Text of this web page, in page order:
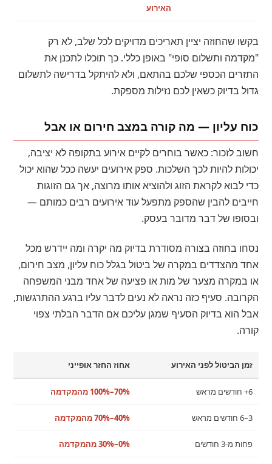
האירוע
בקשו שהחוזה יציין תאריכים מדויקים לכל שלב, לא רק
"מקדמה ותשלום סופי" באופן כללי. כך תוכלו לתכנן את
התזרים הכספי שלכם בהתאם, ולא להיתקל בדרישה לתשלום
גדול בדיוק כשאין לכם נזילות מספקת.
כוח עליון — מה קורה במצב חירום או אבל
חשוב לזכור: כאשר בוחרים לקיים אירוע בתקופה לא יציבה,
יכולות להיות לכך השלכות. ספק אירועים יעשה ככל שהוא יכול
כדי לבוא לקראת הזוג ולהוציא אותו מרוצה, אך גם הזוגות
חייבים להבין שהספק מתפעל עוד אירועים רבים כמותם —
ובסופו של דבר מדובר בעסק.
נסחו בחוזה בצורה מסודרת בדיוק מה יקרה ומה יידרש מכל
אחד מהצדדים במקרה של ביטול בגלל כוח עליון, מצב חירום,
או במקרה מצער של מות או פציעה של אחד מבני המשפחה
הקרובה. סעיף כזה נראה לא נעים לדבר עליו ברגע ההתרגשות,
אבל הוא בדיוק הסעיף שמגן עליכם אם הדבר הבלתי צפוי
קורה.
זמן הביטול לפני האירוע אחוז החזר אופייני
6+ חודשים מראש 70%–100% מהמקדמה
3–6 חודשים מראש 40%–70% מהמקדמה
פחות מ-3 חודשים 0%–30% מהמקדמה